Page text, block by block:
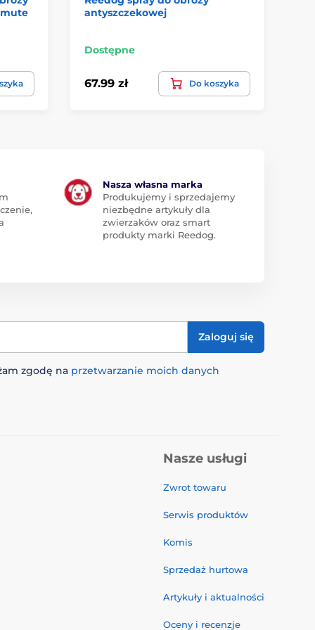
antyszczekowej
Dostępne
67.99 zł Do koszyka
Nasza własna marka
Produkujemy i sprzedajemy
niezbędne artykuły dla
zwierzaków oraz smart
produkty marki Reedog.
Zaloguj się
zgodę na przetwarzanie moich danych
Nasze usługi
Zwrot towaru
Serwis produktów
Komis
Sprzedaż hurtowa
Artykuły i aktualności
Oceny i recenzje